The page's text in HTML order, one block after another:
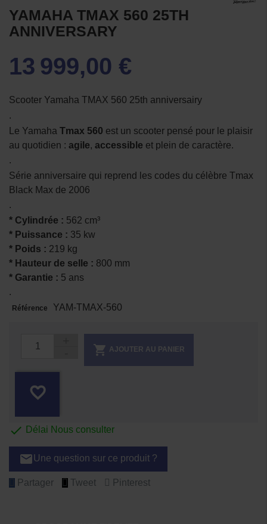
YAMAHA TMAX 560 25TH
ANNIVERSARY
13 999,00 €
Scooter Yamaha TMAX 560 25th anniversairy
.
Le Yamaha Tmax 560 est un scooter pensé pour le plaisir
au quotidien : agile, accessible et plein de caractère.
.
Série anniversaire qui reprend les codes du célèbre Tmax
Black Max de 2006
.
* Cylindrée : 562 cm³
* Puissance : 35 kw
* Poids : 219 kg
* Hauteur de selle : 800 mm
* Garantie : 5 ans
.
Référence YAM-TMAX-560
 AJOUTER AU PANIER
favorite_border
 Délai Nous consulter
emailUne question sur ce produit ?
Partager Tweet Pinterest